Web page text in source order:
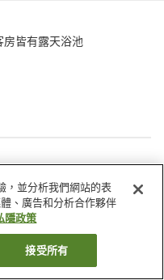
皆有露天浴池
遞服務
拿
久古老之宿（共立度假村）
，並分析我們網站的表
、廣告和分析合作夥伴
隱政策
接受所有